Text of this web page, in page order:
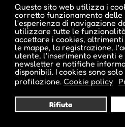
Questo sito web utilizza i
corretto funzionamento
l'esperienza di navigazione
utilizzare tutte le
accettare i cookies,
le mappe, la registrazione,
utente, l'inserimento eventi
newsletter e notifiche
disponibili. I cookies sono
profilazione. Cookie policy
Rifiuta
Tutti gli
Piazza del
BZ
Naturns